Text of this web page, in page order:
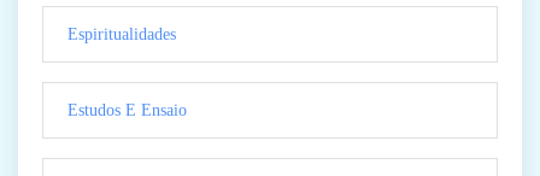
Espiritualidades
Estudos E Ensaio